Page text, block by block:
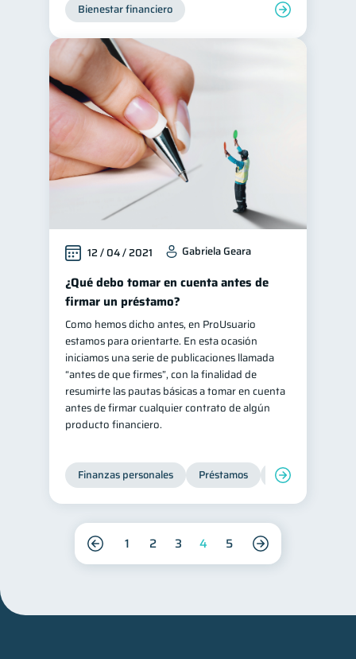
Bienestar financiero
12 / 04 / 2021 Gabriela Geara
¿Qué debo tomar en cuenta antes de
firmar un préstamo?
Como hemos dicho antes, en ProUsuario
estamos para orientarte. En esta ocasión
iniciamos una serie de publicaciones llamada
“antes de que firmes”, con la finalidad de
resumirte las pautas básicas a tomar en cuenta
antes de firmar cualquier contrato de algún
producto financiero.
Finanzas personales Préstamos Entidad
1 2 3 4 5